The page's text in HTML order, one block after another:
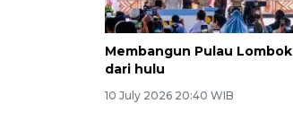
Membangun Pulau Lombok
dari hulu
10 July 2026 20:40 WIB